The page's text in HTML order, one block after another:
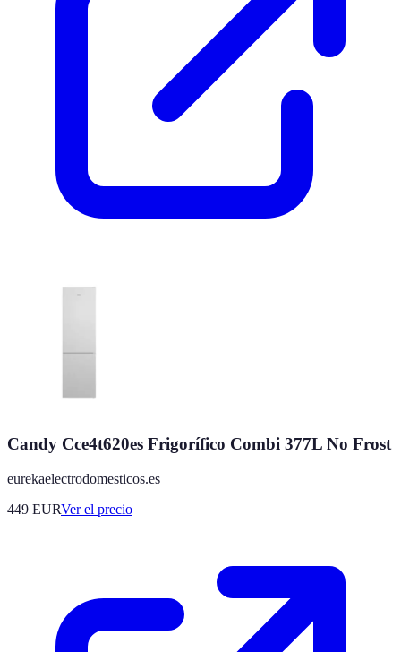
Candy Cce4t620es Frigorífico Combi 377L No Frost
eurekaelectrodomesticos.es
449 EURVer el precio